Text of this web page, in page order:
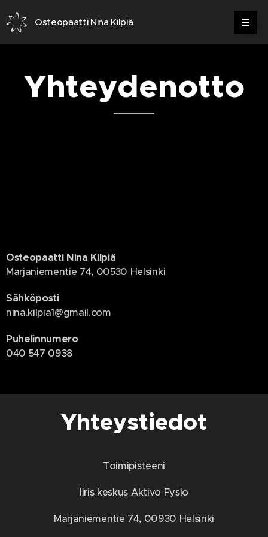
Osteopaatti Nina Kilpiä
Yhteydenotto
Osteopaatti Nina Kilpiä
Marjaniementie 74, 00530 Helsinki
Sähköposti
nina.kilpia1@gmail.com
Puhelinnumero
040 547 0938
Yhteystiedot
Toimipisteeni
Iiris keskus Aktivo Fysio
Marjaniementie 74, 00930 Helsinki